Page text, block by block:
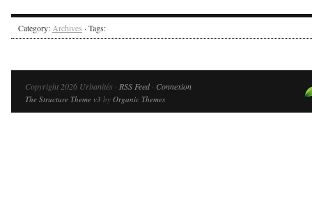
Category: Archives · Tags:
Copyright 2026 Urbanités · RSS Feed· Connexion
The Structure Theme v3 by Organic Themes